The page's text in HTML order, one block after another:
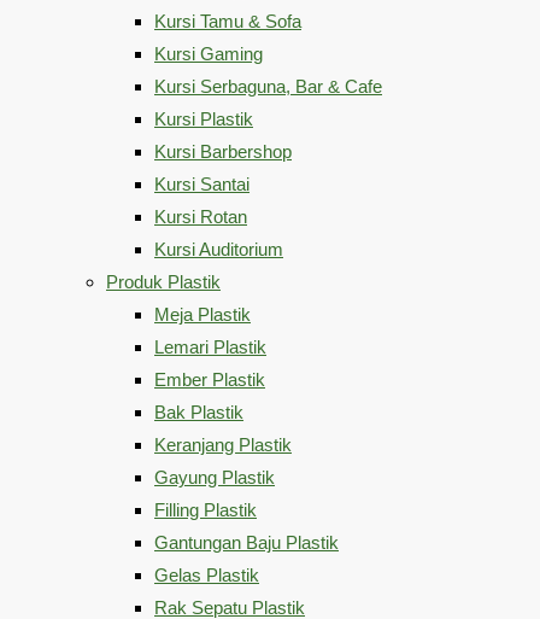
Kursi Tamu & Sofa
Kursi Gaming
Kursi Serbaguna, Bar & Cafe
Kursi Plastik
Kursi Barbershop
Kursi Santai
Kursi Rotan
Kursi Auditorium
Produk Plastik
Meja Plastik
Lemari Plastik
Ember Plastik
Bak Plastik
Keranjang Plastik
Gayung Plastik
Filling Plastik
Gantungan Baju Plastik
Gelas Plastik
Rak Sepatu Plastik